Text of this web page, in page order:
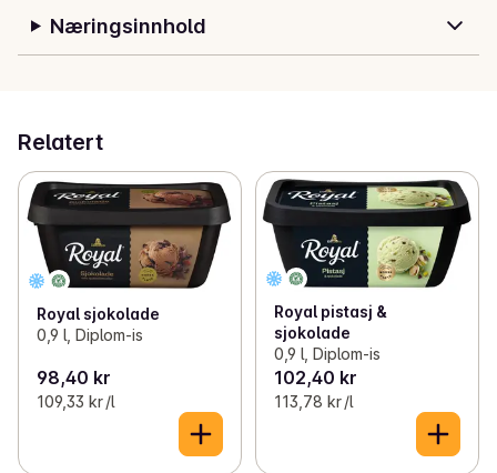
Næringsinnhold
Relatert
Royal sjokolade
0,9 l, Diplom-is
98,40 kr
109,33 kr /l
Royal pistasj &
sjokolade
0,9 l, Diplom-is
102,40 kr
113,78 kr /l